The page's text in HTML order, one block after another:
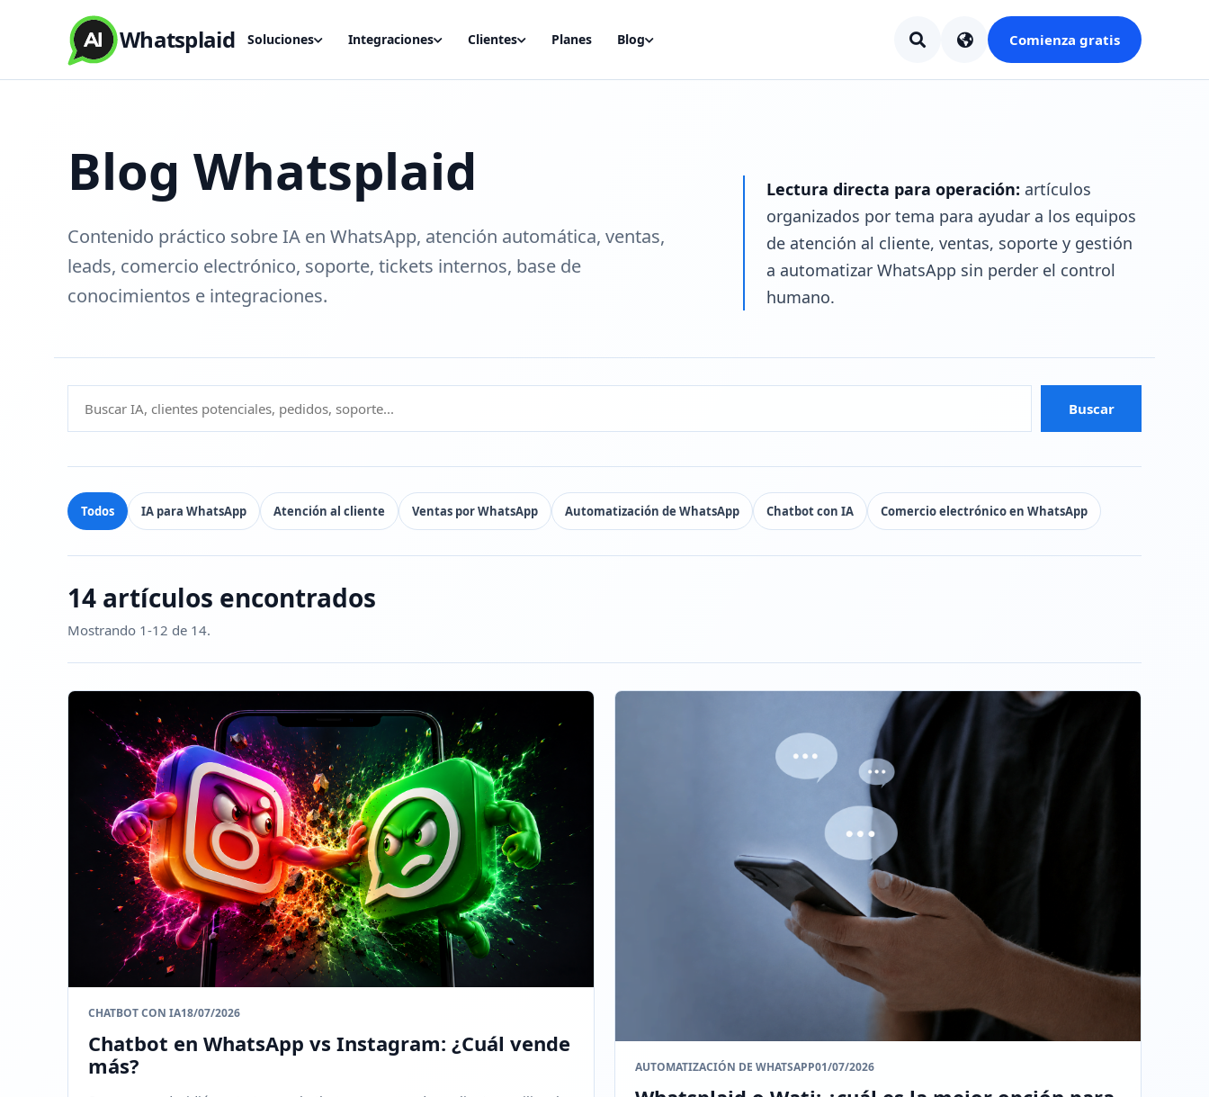
Whatsplaid Soluciones Integraciones Clientes Planes Blog Comienza gratis
Blog Whatsplaid
Contenido práctico sobre IA en WhatsApp, atención automática, ventas,
leads, comercio electrónico, soporte, tickets internos, base de
conocimientos e integraciones.
Lectura directa para operación: artículos
organizados por tema para ayudar a los equipos
de atención al cliente, ventas, soporte y gestión
a automatizar WhatsApp sin perder el control
humano.
Buscar
Todos IA para WhatsApp Atención al cliente Ventas por WhatsApp Automatización de WhatsApp Chatbot con IA Comercio electrónico en WhatsApp
14 artículos encontrados
Mostrando 1-12 de 14.
CHATBOT CON IA18/07/2026
Chatbot en WhatsApp vs Instagram: ¿Cuál vende
más?
AUTOMATIZACIÓN DE WHATSAPP01/07/2026